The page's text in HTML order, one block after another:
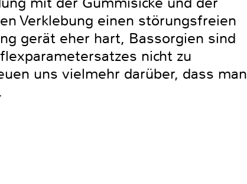
Verklebung einen störungsfreien
gerät eher hart, Bassorgien sind
nicht zu
uns vielmehr darüber, dass man